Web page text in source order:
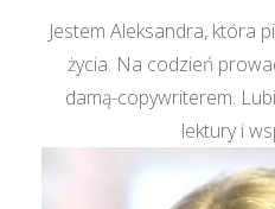
Jestem Aleksandra, która
życia. Na codzień
damą-copywriterem.
lektury i